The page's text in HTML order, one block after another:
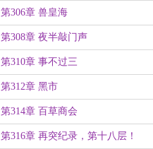
第306章 兽皇海
第308章 夜半敲门声
第310章 事不过三
第312章 黑市
第314章 百草商会
第316章 再突纪录，第十八层！